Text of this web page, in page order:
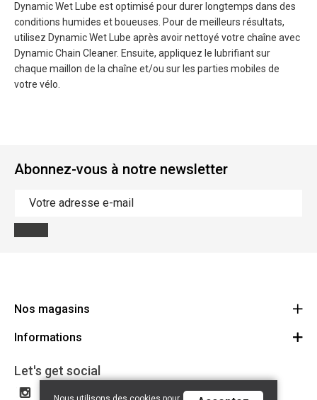
Dynamic Wet Lube est optimisé pour durer longtemps dans des
conditions humides et boueuses. Pour de meilleurs résultats,
utilisez Dynamic Wet Lube après avoir nettoyé votre chaîne avec
Dynamic Chain Cleaner. Ensuite, appliquez le lubrifiant sur
chaque maillon de la chaîne et/ou sur les parties mobiles de
votre vélo.
Abonnez-vous à notre newsletter
Nos magasins
Cycles Arnold Kontz Gare / Bonnevoie
+352 40 96 74 214 / +352 40 96 74 215
Informations
Conditions générales
Avertissement
Let's get social